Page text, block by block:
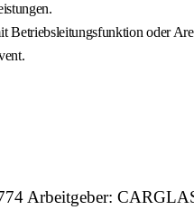
oder
Arbeitgeber: